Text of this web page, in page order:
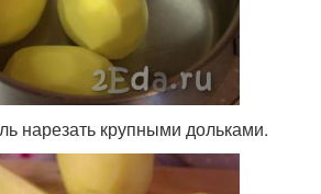
нарезать крупными дольками.